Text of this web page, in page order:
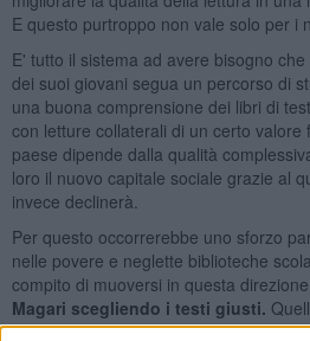
E questo purtroppo non vale solo per i
E' tutto il sistema ad avere bisogno
dei suoi giovani segua un percorso di
una buona comprensione dei libri di
con letture collaterali di un certo valore
paese dipende dalla qualità
loro il nuovo capitale sociale grazie al
invece declinerà.
Per questo occorrerebbe uno sforzo
nelle povere e neglette biblioteche
compito di muoversi in questa
Magari scegliendo i testi giusti.
accattivanti, quelli che parlano dei